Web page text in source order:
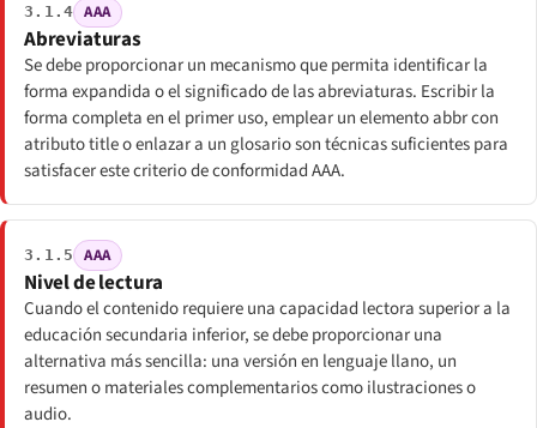
3.1.4 AAA
Abreviaturas
Se debe proporcionar un mecanismo que permita identificar la
forma expandida o el significado de las abreviaturas. Escribir la
forma completa en el primer uso, emplear un elemento abbr con
atributo title o enlazar a un glosario son técnicas suficientes para
satisfacer este criterio de conformidad AAA.
3.1.5 AAA
Nivel de lectura
Cuando el contenido requiere una capacidad lectora superior a la
educación secundaria inferior, se debe proporcionar una
alternativa más sencilla: una versión en lenguaje llano, un
resumen o materiales complementarios como ilustraciones o
audio.